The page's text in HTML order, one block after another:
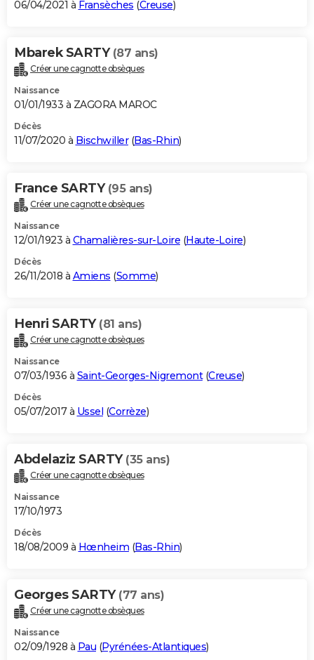
06/04/2021 à Fransèches (Creuse)
Mbarek SARTY (87 ans)
Créer une cagnotte obsèques
Naissance
01/01/1933 à ZAGORA MAROC
Décès
11/07/2020 à Bischwiller(Bas-Rhin)
France SARTY (95 ans)
Créer une cagnotte obsèques
Naissance
12/01/1923 à Chamalières-sur-Loire (Haute-Loire)
Décès
26/11/2018 à Amiens (Somme)
Henri SARTY (81 ans)
Créer une cagnotte obsèques
Naissance
07/03/1936 à Saint-Georges-Nigremont(Creuse)
Décès
05/07/2017 à Ussel (Corrèze)
Abdelaziz SARTY (35 ans)
Créer une cagnotte obsèques
Naissance
17/10/1973
Décès
18/08/2009 à Hœnheim (Bas-Rhin)
Georges SARTY (77 ans)
Créer une cagnotte obsèques
Naissance
02/09/1928 à Pau (Pyrénées-Atlantiques)